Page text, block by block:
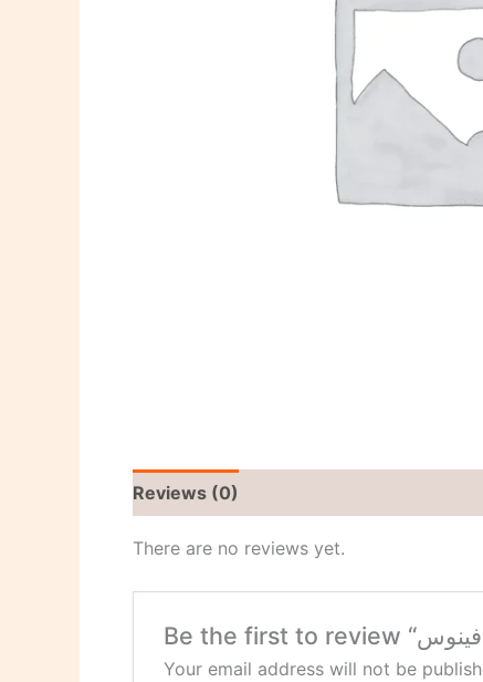
Reviews (0)
There are no reviews yet.
Your email address will not be